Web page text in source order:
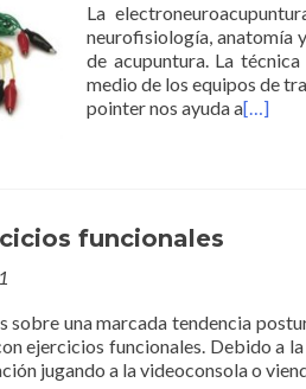
La
neurofisiología, anatomía
de acupuntura. La
medio de los equipos de
pointer nos ayuda a[…]
funcionales
sobre una marcada tendencia
ejercicios funcionales. Debido a
jugando a la videoconsola o